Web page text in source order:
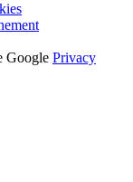
Google Privacy